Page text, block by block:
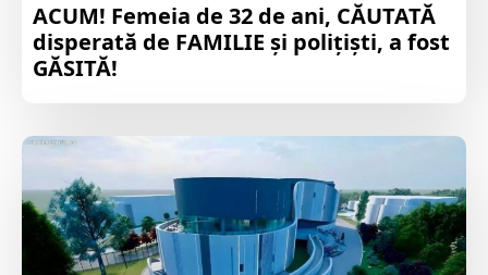
ACUM! Femeia de 32 de ani, CĂUTATĂ
disperată de FAMILIE și polițiști, a fost
GĂSITĂ!